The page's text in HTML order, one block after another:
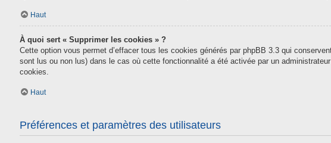
Haut
À quoi sert « Supprimer les cookies » ?
Cette option vous permet d’effacer tous les cookies générés par phpBB 3.3 qui
sont lus ou non lus) dans le cas où cette fonctionnalité a été activée par un
cookies.
Haut
Préférences et paramètres des utilisateurs